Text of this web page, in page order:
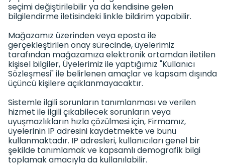
seçimi değiştirilebilir ya da kendisine gelen
bilgilendirme iletisindeki linkle bildirim yapabilir.
Mağazamız üzerinden veya eposta ile
gerçekleştirilen onay sürecinde, üyelerimiz
tarafından mağazamıza elektronik ortamdan iletilen
kişisel bilgiler, Üyelerimiz ile yaptığımız "Kullanıcı
Sözleşmesi" ile belirlenen amaçlar ve kapsam dışında
üçüncü kişilere açıklanmayacaktır.
Sistemle ilgili sorunların tanımlanması ve verilen
hizmet ile ilgili çıkabilecek sorunların veya
uyuşmazlıkların hızla çözülmesi için, Firmamız,
üyelerinin IP adresini kaydetmekte ve bunu
kullanmaktadır. IP adresleri, kullanıcıları genel bir
şekilde tanımlamak ve kapsamlı demografik bilgi
toplamak amacıyla da kullanılabilir.